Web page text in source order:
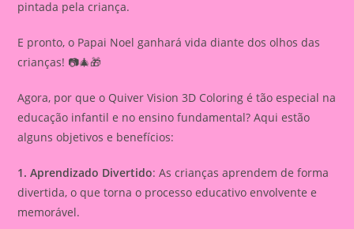
pintada pela criança.
E pronto, o Papai Noel ganhará vida diante dos olhos das
crianças! 📷🎄🎁
Agora, por que o Quiver Vision 3D Coloring é tão especial na
educação infantil e no ensino fundamental? Aqui estão
alguns objetivos e benefícios:
1. Aprendizado Divertido: As crianças aprendem de forma
divertida, o que torna o processo educativo envolvente e
memorável.